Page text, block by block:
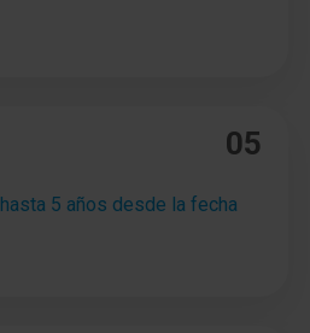
05
hasta 5 años desde la fecha